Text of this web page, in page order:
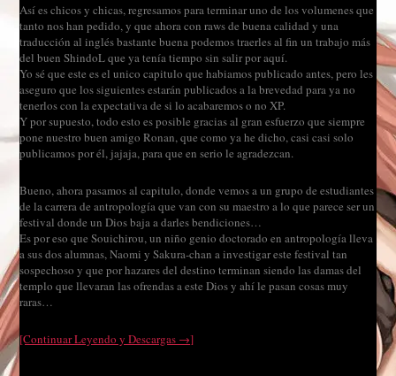
Así es chicos y chicas, regresamos para terminar uno de los volumenes que
tanto nos han pedido, y que ahora con raws de buena calidad y una
traducción al inglés bastante buena podemos traerles al fin un trabajo más
del buen ShindoL que ya tenía tiempo sin salir por aquí.
Yo sé que este es el unico capitulo que habiamos publicado antes, pero les
aseguro que los siguientes estarán publicados a la brevedad para ya no
tenerlos con la expectativa de si lo acabaremos o no XP.
Y por supuesto, todo esto es posible gracias al gran esfuerzo que siempre
pone nuestro buen amigo Ronan, que como ya he dicho, casi casi solo
publicamos por él, jajaja, para que en serio le agradezcan.
Bueno, ahora pasamos al capitulo, donde vemos a un grupo de estudiantes
de la carrera de antropología que van con su maestro a lo que parece ser un
festival donde un Dios baja a darles bendiciones…
Es por eso que Souichirou, un niño genio doctorado en antropología lleva
a sus dos alumnas, Naomi y Sakura-chan a investigar este festival tan
sospechoso y que por hazares del destino terminan siendo las damas del
templo que llevaran las ofrendas a este Dios y ahí le pasan cosas muy
raras…
[Continuar Leyendo y Descargas →]